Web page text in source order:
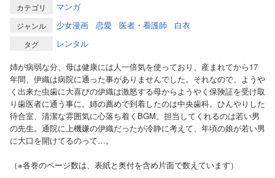
カテゴリ マンガ
ジャンル 少女漫画 恋愛 医者・看護師 白衣
タグ
レンタル
姉が病弱な分、母は健康には人一倍気を使っており、産まれてから17
年間、伊織は病院に通った事がありませんでした。それなので、ようや
く出来た虫歯に大喜びの伊織は激怒する母からようやく保険証を受け取
り歯医者に通う事に。姉の薦めで到着したのは中央歯科。ひんやりした
待合室、清潔な雰囲気に心落ち着くBGM。担当してくれるのは若い男
の先生。通院に上機嫌の伊織だったが冷静に考えて、年頃の娘が若い男
に大口を開けてるのって…。
（※各巻のページ数は、表紙と奥付を含め片面で数えています）